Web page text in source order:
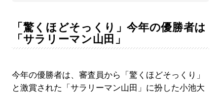
「驚くほどそっくり」今年の優勝者は
「サラリーマン山田」
今年の優勝者は、審査員から「驚くほどそっくり」
と激賞された「サラリーマン山田」に扮した小池大